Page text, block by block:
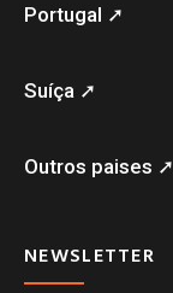
Portugal ➚
Suíça ➚
Outros paises ➚
NEWSLETTER